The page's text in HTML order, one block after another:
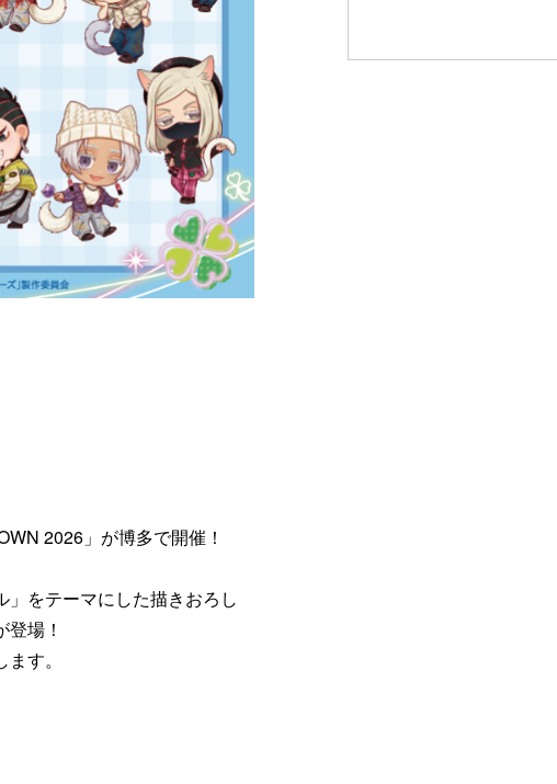
2026」が博多で開催！
をテーマにした描きおろし
場！
す。